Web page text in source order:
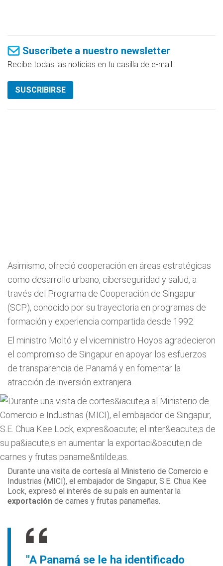
Suscríbete a nuestro newsletter
Recibe todas las noticias en tu casilla de e-mail.
SUSCRIBIRSE
Asimismo, ofreció cooperación en áreas estratégicas
como desarrollo urbano, ciberseguridad y salud, a
través del Programa de Cooperación de Singapur
(SCP), conocido por su trayectoria en programas de
formación y experiencia compartida desde 1992.
El ministro Moltó y el viceministro Hoyos agradecieron
el compromiso de Singapur en apoyar los esfuerzos
de transparencia de Panamá y en fomentar la
atracción de inversión extranjera.
Durante una visita de cortesía al Ministerio de Comercio e
Industrias (MICI), el embajador de Singapur, S.E. Chua Kee
Lock, expresó el interés de su país en aumentar la
exportación de carnes y frutas panameñas.
"A Panamá se le ha identificado